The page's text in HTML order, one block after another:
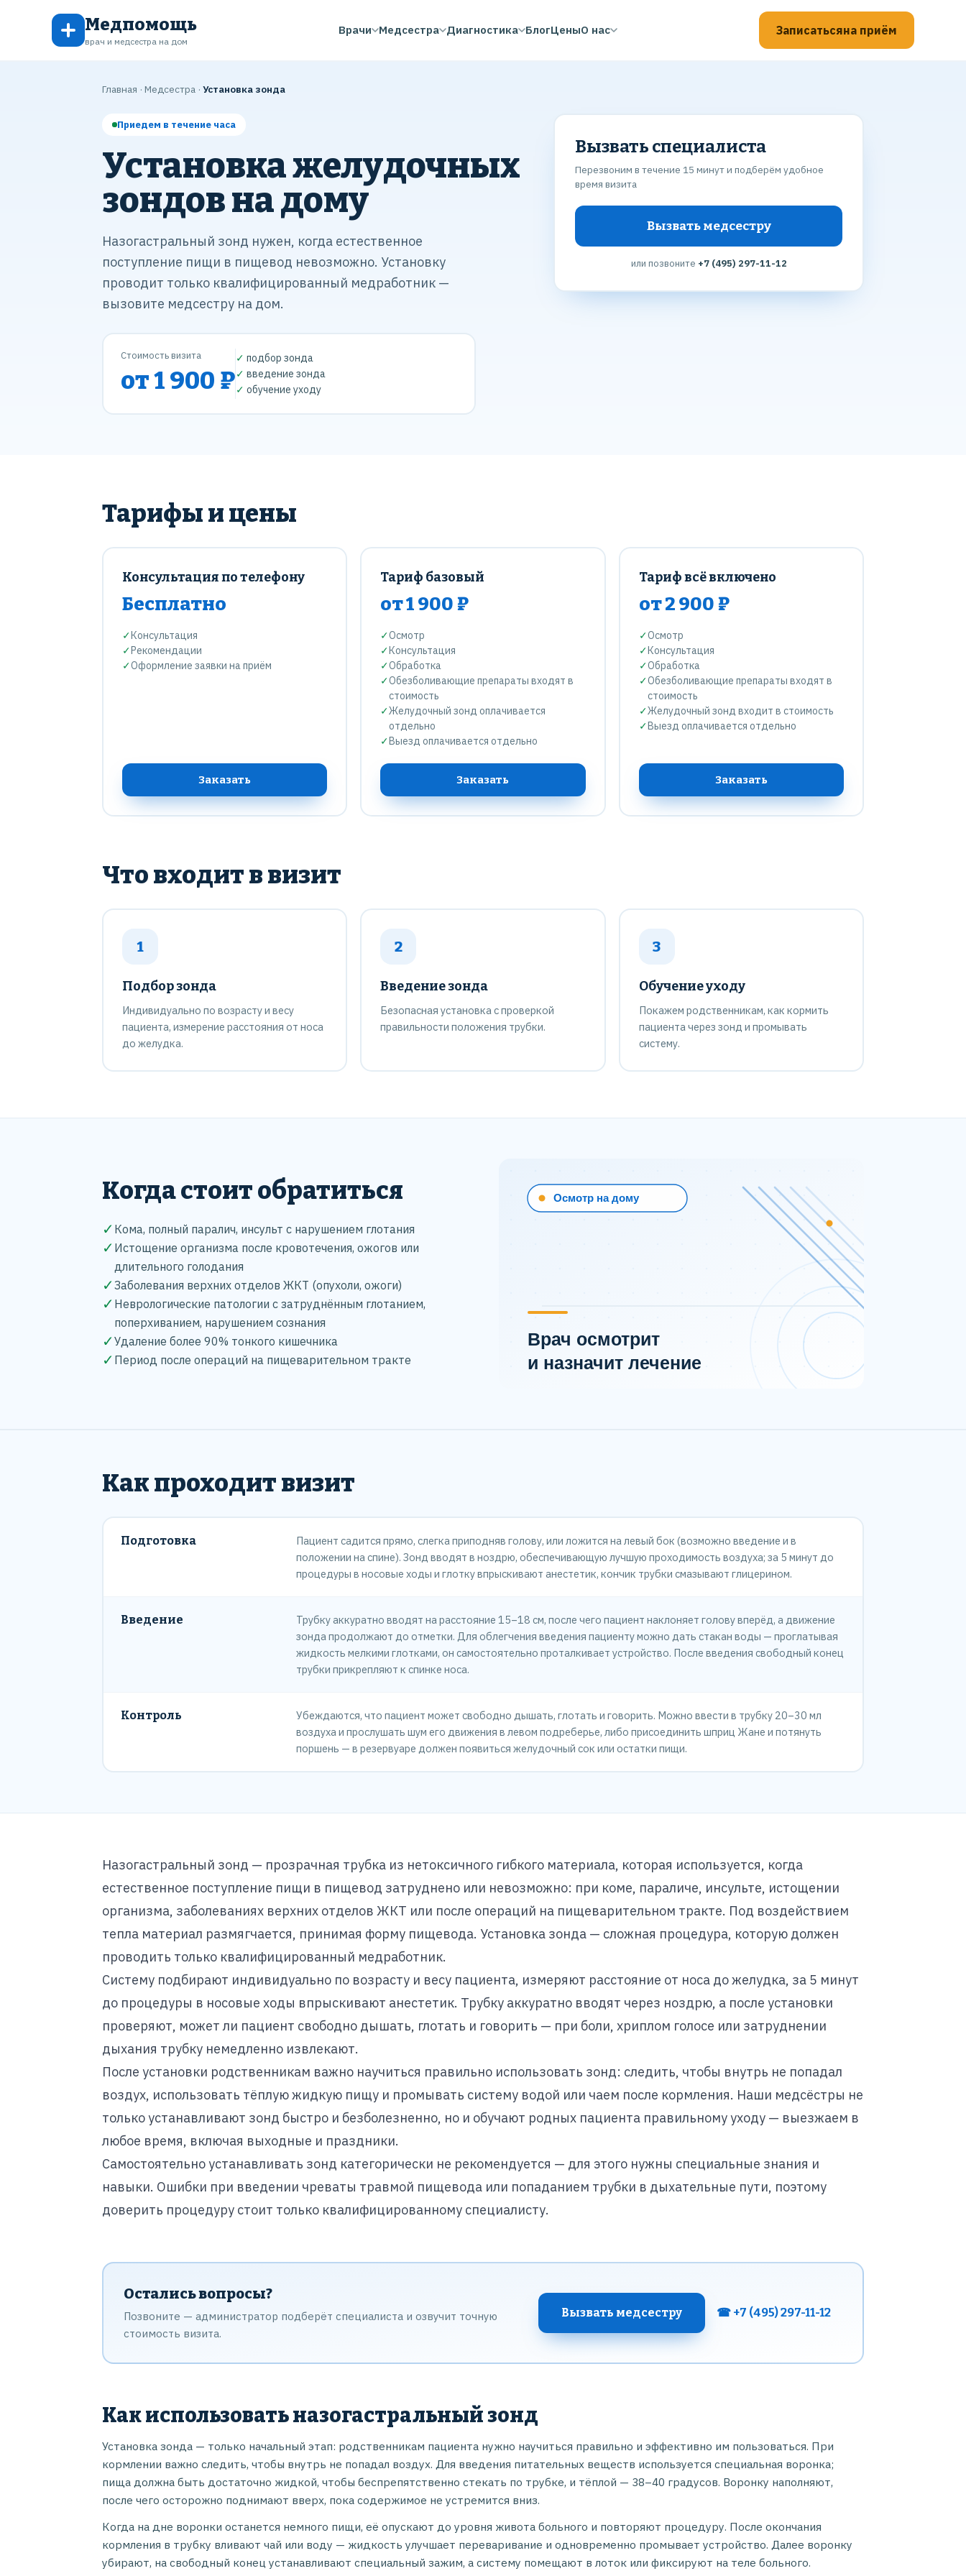
Медпомощь
врач и медсестра на дом
Врачи Медсестра Диагностика БлогЦеныО нас Записатьсяна приём
Главная · Медсестра · Установка зонда
Приедем в течение часа
Установка желудочных
зондов на дому
Назогастральный зонд нужен, когда естественное
поступление пищи в пищевод невозможно. Установку
проводит только квалифицированный медработник —
вызовите медсестру на дом.
Стоимость визита
от 1 900 ₽
✓ подбор зонда
✓ введение зонда
✓ обучение уходу
Вызвать специалиста
Перезвоним в течение 15 минут и подберём удобное
время визита
Вызвать медсестру
или позвоните +7 (495) 297-11-12
Тарифы и цены
Консультация по телефону
Бесплатно
✓Консультация
✓Рекомендации
✓Оформление заявки на приём
Заказать
Тариф базовый
от 1 900 ₽
✓Осмотр
✓Консультация
✓Обработка
✓Обезболивающие препараты входят в
стоимость
✓Желудочный зонд оплачивается
отдельно
✓Выезд оплачивается отдельно
Заказать
Тариф всё включено
от 2 900 ₽
✓Осмотр
✓Консультация
✓Обработка
✓Обезболивающие препараты входят в
стоимость
✓Желудочный зонд входит в стоимость
✓Выезд оплачивается отдельно
Заказать
Что входит в визит
1
Подбор зонда
Индивидуально по возрасту и весу
пациента, измерение расстояния от носа
до желудка.
2
Введение зонда
Безопасная установка с проверкой
правильности положения трубки.
3
Обучение уходу
Покажем родственникам, как кормить
пациента через зонд и промывать
систему.
Когда стоит обратиться
✓ Кома, полный паралич, инсульт с нарушением глотания
✓ Истощение организма после кровотечения, ожогов или
длительного голодания
✓Заболевания верхних отделов ЖКТ (опухоли, ожоги)
✓ Неврологические патологии с затруднённым глотанием,
поперхиванием, нарушением сознания
✓Удаление более 90% тонкого кишечника
✓ Период после операций на пищеварительном тракте
Как проходит визит
Подготовка
Пациент садится прямо, слегка приподняв голову, или ложится на левый бок (возможно введение и в
положении на спине). Зонд вводят в ноздрю, обеспечивающую лучшую проходимость воздуха; за 5 минут до
процедуры в носовые ходы и глотку впрыскивают анестетик, кончик трубки смазывают глицерином.
Введение
Трубку аккуратно вводят на расстояние 15–18 см, после чего пациент наклоняет голову вперёд, а движение
зонда продолжают до отметки. Для облегчения введения пациенту можно дать стакан воды — проглатывая
жидкость мелкими глотками, он самостоятельно проталкивает устройство. После введения свободный конец
трубки прикрепляют к спинке носа.
Контроль
Убеждаются, что пациент может свободно дышать, глотать и говорить. Можно ввести в трубку 20–30 мл
воздуха и прослушать шум его движения в левом подреберье, либо присоединить шприц Жане и потянуть
поршень — в резервуаре должен появиться желудочный сок или остатки пищи.
Назогастральный зонд — прозрачная трубка из нетоксичного гибкого материала, которая используется, когда
естественное поступление пищи в пищевод затруднено или невозможно: при коме, параличе, инсульте, истощении
организма, заболеваниях верхних отделов ЖКТ или после операций на пищеварительном тракте. Под воздействием
тепла материал размягчается, принимая форму пищевода. Установка зонда — сложная процедура, которую должен
проводить только квалифицированный медработник.
Систему подбирают индивидуально по возрасту и весу пациента, измеряют расстояние от носа до желудка, за 5 минут
до процедуры в носовые ходы впрыскивают анестетик. Трубку аккуратно вводят через ноздрю, а после установки
проверяют, может ли пациент свободно дышать, глотать и говорить — при боли, хриплом голосе или затруднении
дыхания трубку немедленно извлекают.
После установки родственникам важно научиться правильно использовать зонд: следить, чтобы внутрь не попадал
воздух, использовать тёплую жидкую пищу и промывать систему водой или чаем после кормления. Наши медсёстры не
только устанавливают зонд быстро и безболезненно, но и обучают родных пациента правильному уходу — выезжаем в
любое время, включая выходные и праздники.
Самостоятельно устанавливать зонд категорически не рекомендуется — для этого нужны специальные знания и
навыки. Ошибки при введении чреваты травмой пищевода или попаданием трубки в дыхательные пути, поэтому
доверить процедуру стоит только квалифицированному специалисту.
Остались вопросы?
Позвоните — администратор подберёт специалиста и озвучит точную
стоимость визита.
Вызвать медсестру ☎ +7 (495) 297-11-12
Как использовать назогастральный зонд
Установка зонда — только начальный этап: родственникам пациента нужно научиться правильно и эффективно им пользоваться. При
кормлении важно следить, чтобы внутрь не попадал воздух. Для введения питательных веществ используется специальная воронка;
пища должна быть достаточно жидкой, чтобы беспрепятственно стекать по трубке, и тёплой — 38–40 градусов. Воронку наполняют,
после чего осторожно поднимают вверх, пока содержимое не устремится вниз.
Когда на дне воронки останется немного пищи, её опускают до уровня живота больного и повторяют процедуру. После окончания
кормления в трубку вливают чай или воду — жидкость улучшает переваривание и одновременно промывает устройство. Далее воронку
убирают, на свободный конец устанавливают специальный зажим, а систему помещают в лоток или фиксируют на теле больного.